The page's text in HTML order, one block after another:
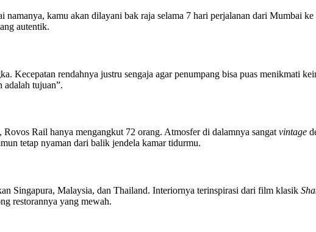
namanya, kamu akan dilayani bak raja selama 7 hari perjalanan dari Mumbai
autentik.
Kecepatan rendahnya justru sengaja agar penumpang bisa puas menikmati
adalah tujuan”.
Rail hanya mengangkut 72 orang. Atmosfer di dalamnya sangat vintage
tetap nyaman dari balik jendela kamar tidurmu.
Singapura, Malaysia, dan Thailand. Interiornya terinspirasi dari film klasik
restorannya yang mewah.